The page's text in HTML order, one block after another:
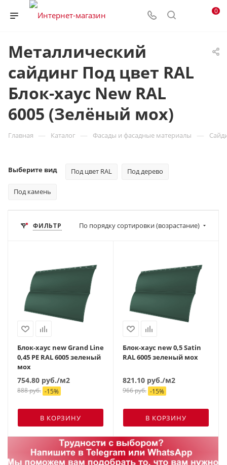
0
Металлический
сайдинг Под цвет RAL
Блок-хаус New RAL
6005 (Зелёный мох)
Главная — Каталог — Фасады и фасадные материалы —
Выберите вид Под цвет RAL Под дерево
Под камень
ФИЛЬТР По порядку сортировки (возрастание)
Блок-хаус new Grand Line
0,45 PE RAL 6005 зеленый
мох
754.80 руб./м2
888руб. -15%
В КОРЗИНУ
Блок-хаус new 0,5 Satin
RAL 6005 зеленый мох
821.10 руб./м2
966руб. -15%
В КОРЗИНУ